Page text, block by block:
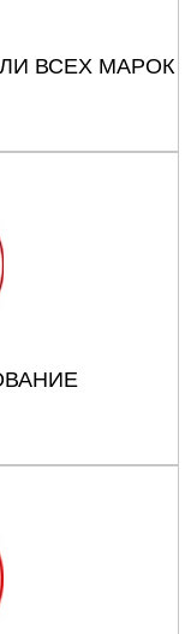
ВСЕХ МАРОК